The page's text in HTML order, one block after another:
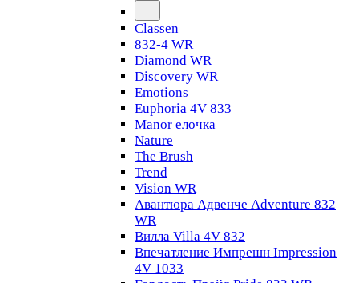
Classen
832-4 WR
Diamond WR
Discovery WR
Emotions
Euphoria 4V 833
Manor елочка
Nature
The Brush
Trend
Vision WR
Авантюра Адвенче Adventure 832
WR
Вилла Villa 4V 832
Впечатление Импрешн Impression
4V 1033